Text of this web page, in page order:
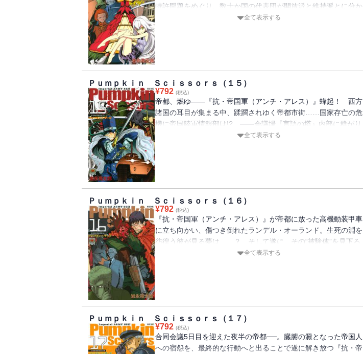
特許問題をめぐり、数十か国の代表団が開放派と維持派とに分か
れ、虚々実々の駆け引きを繰り広げるその成り行きは、西方諸国
全て表示する
Ｐｕｍｐｋｉｎ Ｓｃｉｓｓｏｒｓ（１５）
¥792 (税込)
帝都、燃ゆ――『抗・帝国軍（アンチ・アレス）』蜂起！ 西方
諸国の耳目が集まる中、蹂躙されゆく帝都市街……国家存亡の危
機に帝国陸軍情報部は!? ――会議場『言語の塔』内部に群がり
出た蠍どもは、瞬く間に儀典局の警備部隊を排除して塔を占拠。
全て表示する
Ｐｕｍｐｋｉｎ Ｓｃｉｓｓｏｒｓ（１６）
¥792 (税込)
『抗・帝国軍（アンチ・アレス）』が帝都に放った高機動装甲車
に立ち向かい、傷つき倒れたランデル・オーランド。生死の淵を
彷徨う彼が見る夢は……？ そして遂に、その“被験体”を見下ろ
すミュゼ・カウプランの口から、『不可視の9番（インヴィジブ
全て表示する
Ｐｕｍｐｋｉｎ Ｓｃｉｓｓｏｒｓ（１７）
¥792 (税込)
合同会議5日目を迎えた夜半の帝都──。臓腑の澱となった帝国人
への宿怨を、最終的な行動へと出ることで遂に解き放つ『抗・帝